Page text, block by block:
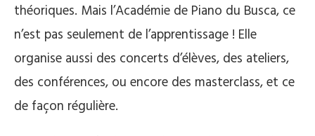
théoriques. Mais l’Académie de Piano du Busca, ce
n’est pas seulement de l’apprentissage ! Elle
organise aussi des concerts d’élèves, des ateliers,
des conférences, ou encore des masterclass, et ce
de façon régulière.